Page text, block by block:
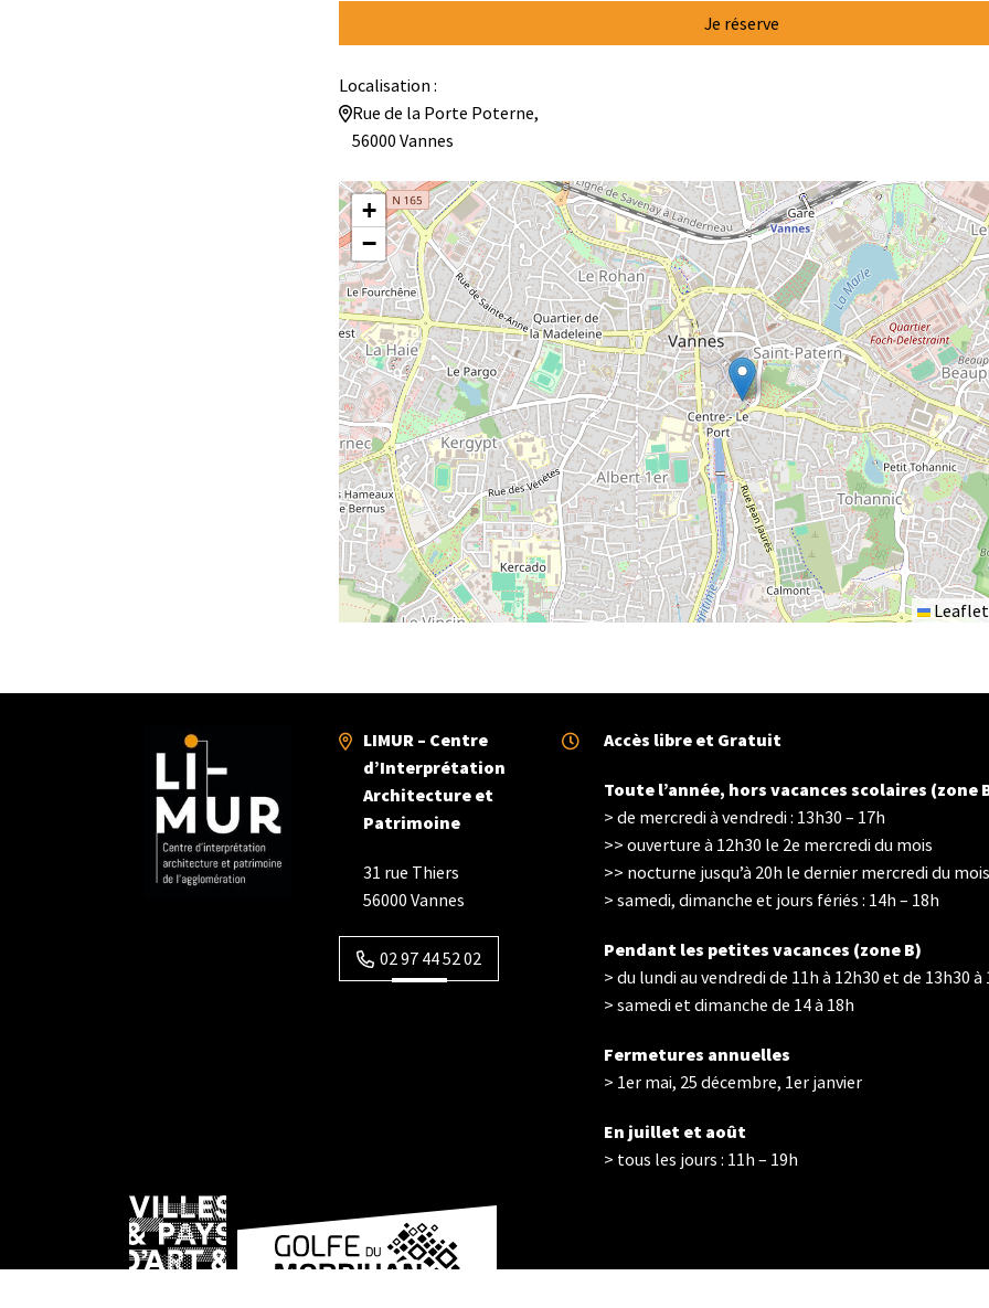
Je réserve
Localisation :
Rue de la Porte Poterne,
56000 Vannes
+
−
Leaflet
LIMUR – Centre
d’Interprétation
Architecture et
Patrimoine
31 rue Thiers
56000 Vannes
02 97 44 52 02
Horaires d'ouverture
Accès libre et Gratuit
Toute l’année, hors vacances scolaires (zone
> de mercredi à vendredi : 13h30 – 17h
>> ouverture à 12h30 le 2e mercredi du mois
>> nocturne jusqu’à 20h le dernier mercredi du mois
> samedi, dimanche et jours fériés : 14h – 18h
Pendant les petites vacances (zone B)
> du lundi au vendredi de 11h à 12h30 et de 13h30 à
> samedi et dimanche de 14 à 18h
Fermetures annuelles
> 1er mai, 25 décembre, 1er janvier
En juillet et août
> tous les jours : 11h – 19h